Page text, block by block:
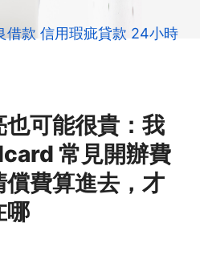
借款 信用瑕疵貸款 24小時
可能很貴：我
常見開辦費
費算進去，才
哪